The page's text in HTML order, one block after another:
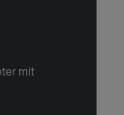
mit